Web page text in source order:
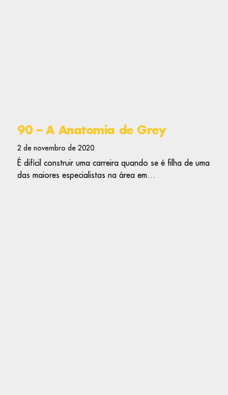
90 – A Anatomia de Grey
2 de novembro de 2020
É difícil construir uma carreira quando se é filha de uma
das maiores especialistas na área em…